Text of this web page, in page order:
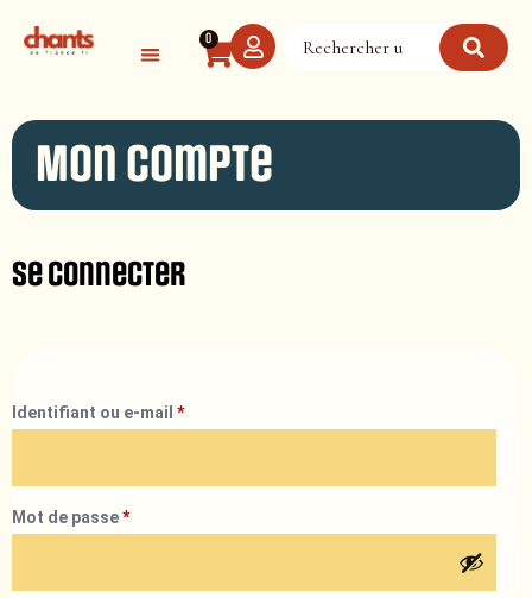
0
Mon compte
Se connecter
Identifiant ou e-mail *
Mot de passe*